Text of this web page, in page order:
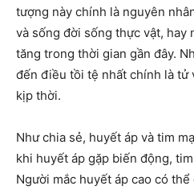
tượng này chính là nguyên
và sống đời sống thực vật, hay
tăng trong thời gian gần đây.
đến điều tồi tệ nhất chính là
kịp thời.
Như chia sẻ, huyết áp và tim
khi huyết áp gặp biến động,
Người mắc huyết áp cao có